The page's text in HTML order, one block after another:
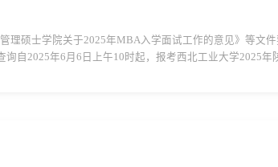
理硕士学院关于2025年MBA入学面试工作的意见》等文
自2025年6月6日上午10时起，报考西北工业大学2025年